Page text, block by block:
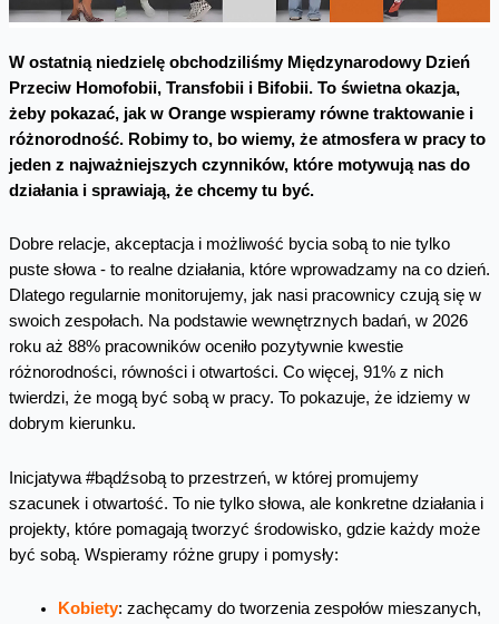
W ostatnią niedzielę obchodziliśmy Międzynarodowy Dzień
Przeciw Homofobii, Transfobii i Bifobii. To świetna okazja,
żeby pokazać, jak w Orange wspieramy równe traktowanie i
różnorodność. Robimy to, bo wiemy, że atmosfera w pracy to
jeden z najważniejszych czynników, które motywują nas do
działania i sprawiają, że chcemy tu być.
Dobre relacje, akceptacja i możliwość bycia sobą to nie tylko
puste słowa - to realne działania, które wprowadzamy na co dzień.
Dlatego regularnie monitorujemy, jak nasi pracownicy czują się w
swoich zespołach. Na podstawie wewnętrznych badań, w 2026
roku aż 88% pracowników oceniło pozytywnie kwestie
różnorodności, równości i otwartości. Co więcej, 91% z nich
twierdzi, że mogą być sobą w pracy. To pokazuje, że idziemy w
dobrym kierunku.
Inicjatywa #bądźsobą to przestrzeń, w której promujemy
szacunek i otwartość. To nie tylko słowa, ale konkretne działania i
projekty, które pomagają tworzyć środowisko, gdzie każdy może
być sobą. Wspieramy różne grupy i pomysły:
Kobiety: zachęcamy do tworzenia zespołów mieszanych,